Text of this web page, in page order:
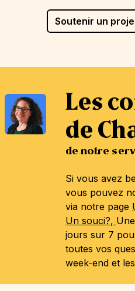
Soutenir un
Les
de
de notre
Si vous avez
vous pouvez
via notre page
Un souci?,
jours sur 7
toutes vos
week-end et